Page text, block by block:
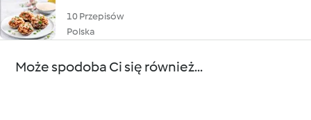
10 Przepisów
Polska
Może spodoba Ci się również...